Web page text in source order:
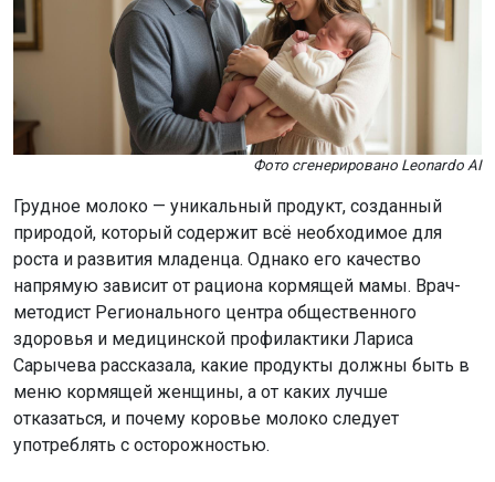
Фото сгенерировано Leonardo AI
Грудное молоко — уникальный продукт, созданный
природой, который содержит всё необходимое для
роста и развития младенца. Однако его качество
напрямую зависит от рациона кормящей мамы. Врач-
методист Регионального центра общественного
здоровья и медицинской профилактики Лариса
Сарычева рассказала, какие продукты должны быть в
меню кормящей женщины, а от каких лучше
отказаться, и почему коровье молоко следует
употреблять с осторожностью.